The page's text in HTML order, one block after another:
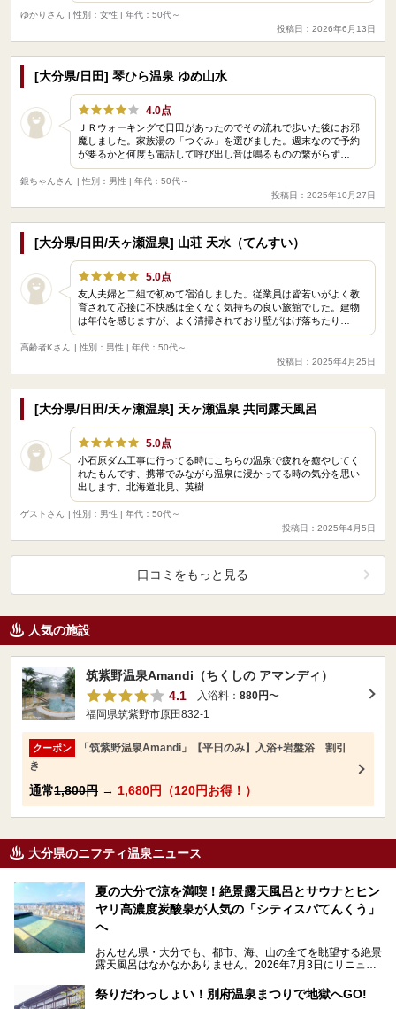
ゆかりさん
| 性別：女性 | 年代：50代～
投稿日：2026年6月13日
[大分県/日田] 琴ひら温泉 ゆめ山水
4.0点
ＪＲウォーキングで日田があったのでその流れで歩いた後にお邪
魔しました。家族湯の「つぐみ」を選びました。週末なので予約
が要るかと何度も電話して呼び出し音は鳴るものの繋がらず…
銀ちゃんさん
| 性別：男性 | 年代：50代～
投稿日：2025年10月27日
[大分県/日田/天ヶ瀬温泉] 山荘 天水（てんすい）
5.0点
友人夫婦と二組で初めて宿泊しました。従業員は皆若いがよく教
育されて応接に不快感は全くなく気持ちの良い旅館でした。建物
は年代を感じますが、よく清掃されており壁がはげ落ちたり…
高齢者Kさん
| 性別：男性 | 年代：50代～
投稿日：2025年4月25日
[大分県/日田/天ヶ瀬温泉] 天ヶ瀬温泉 共同露天風呂
5.0点
小石原ダム工事に行ってる時にこちらの温泉で疲れを癒やしてく
れたもんです、携帯でみながら温泉に浸かってる時の気分を思い
出します、北海道北見、英樹
ゲストさん
| 性別：男性 | 年代：50代～
投稿日：2025年4月5日
口コミをもっと見る
人気の施設
筑紫野温泉Amandi（ちくしの アマンディ）
4.1
入浴料： 880円〜
福岡県筑紫野市原田832-1
クーポン
「筑紫野温泉Amandi」【平日のみ】入浴+岩盤浴 割引
き
通常1,800円 → 1,680円（120円お得！）
大分県のニフティ温泉ニュース
夏の大分で涼を満喫！絶景露天風呂とサウナとヒン
ヤリ高濃度炭酸泉が人気の「シティスパてんくう」
へ
おんせん県・大分でも、都市、海、山の全てを眺望する絶景
露天風呂はなかなかありません。2026年7月3日にリニュー
てんくう(CITY SPA てんくう)」は、なんとJR大分駅直結と
いう利便性の高さ！
祭りだわっしょい！別府温泉まつりで地獄へGO!